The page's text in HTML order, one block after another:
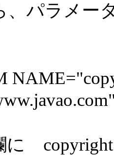
、パラメー
に